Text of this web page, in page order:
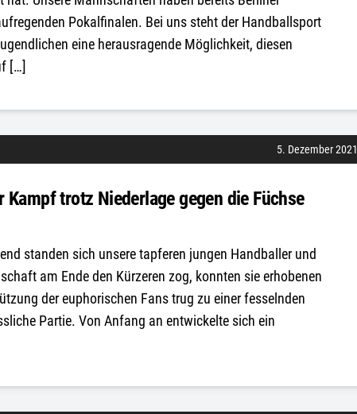
Pokalfinalen. Bei uns steht der Handballsport
eine herausragende Möglichkeit, diesen
[…]
5. Dezember 2021
trotz Niederlage gegen die Füchse
standen sich unsere tapferen jungen Handballer und
am Ende den Kürzeren zog, konnten sie erhobenen
der euphorischen Fans trug zu einer fesselnden
Partie. Von Anfang an entwickelte sich ein